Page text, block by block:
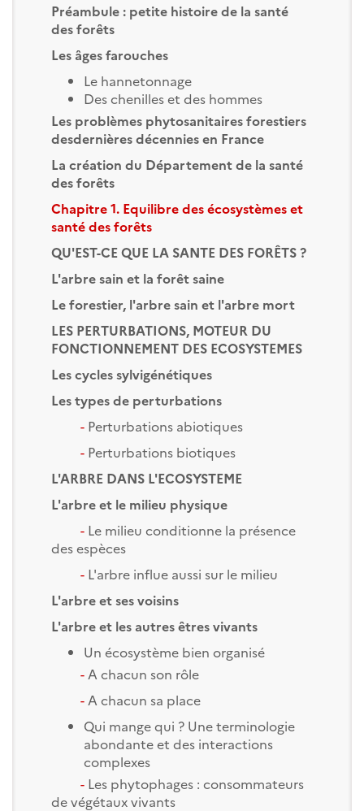
Préambule : petite histoire de la santé
des forêts
Les âges farouches
Le hannetonnage
Des chenilles et des hommes
Les problèmes phytosanitaires forestiers
desdernières décennies en France
La création du Département de la santé
des forêts
Chapitre 1. Equilibre des écosystèmes et
santé des forêts
QU'EST-CE QUE LA SANTE DES FORÊTS ?
L'arbre sain et la forêt saine
Le forestier, l'arbre sain et l'arbre mort
LES PERTURBATIONS, MOTEUR DU
FONCTIONNEMENT DES ECOSYSTEMES
Les cycles sylvigénétiques
Les types de perturbations
-Perturbations abiotiques
- Perturbations biotiques
L'ARBRE DANS L'ECOSYSTEME
L'arbre et le milieu physique
-Le milieu conditionne la présence
des espèces
- L'arbre influe aussi sur le milieu
L'arbre et ses voisins
L'arbre et les autres êtres vivants
Un écosystème bien organisé
- A chacun son rôle
- A chacun sa place
Qui mange qui ? Une terminologie
abondante et des interactions
complexes
-Les phytophages : consommateurs
de végétaux vivants